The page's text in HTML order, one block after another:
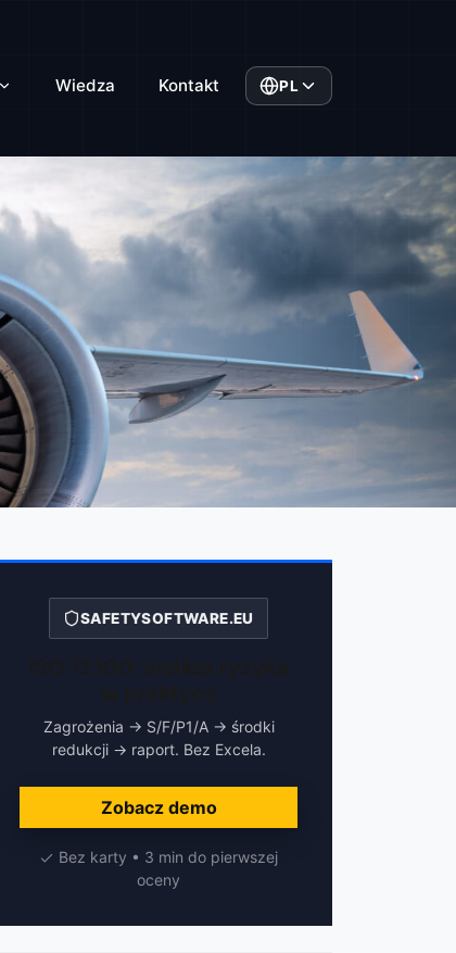
Wiedza Kontakt PL
SAFETYSOFTWARE.EU
Zagrożenia → S/F/P1/A → środki
redukcji → raport. Bez Excela.
Zobacz demo
Bez karty • 3 min do pierwszej
oceny